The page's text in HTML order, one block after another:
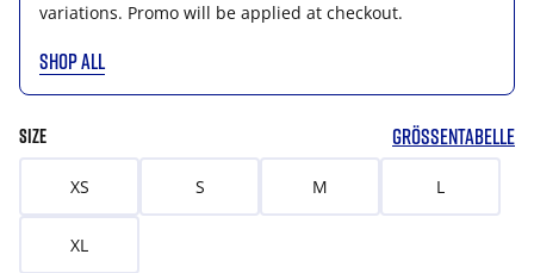
variations. Promo will be applied at checkout.
SHOP ALL
SIZE GRÖSSENTABELLE
XS S M L
XL